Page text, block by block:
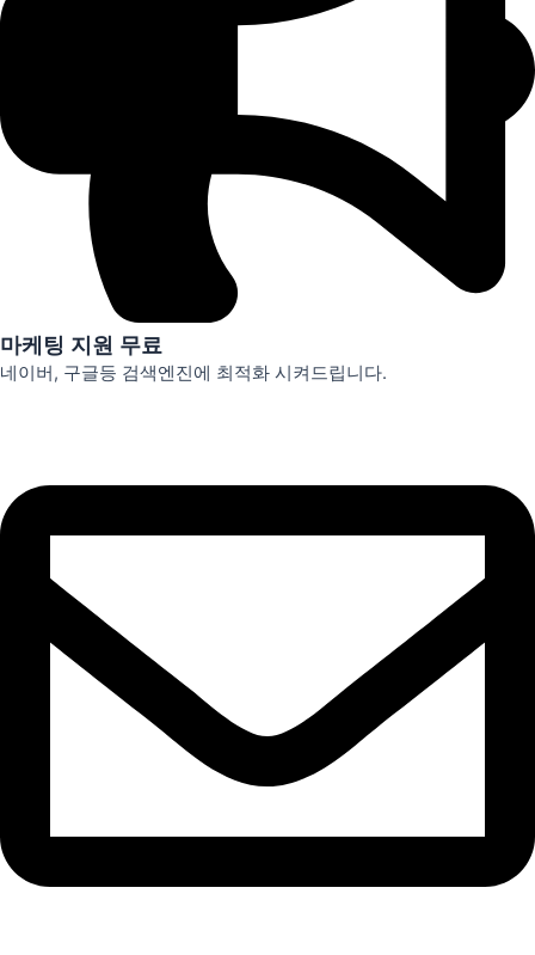
마케팅 지원 무료
네이버, 구글등 검색엔진에 최적화 시켜드립니다.